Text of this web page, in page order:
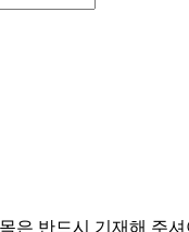
은 반드시 기재해 주